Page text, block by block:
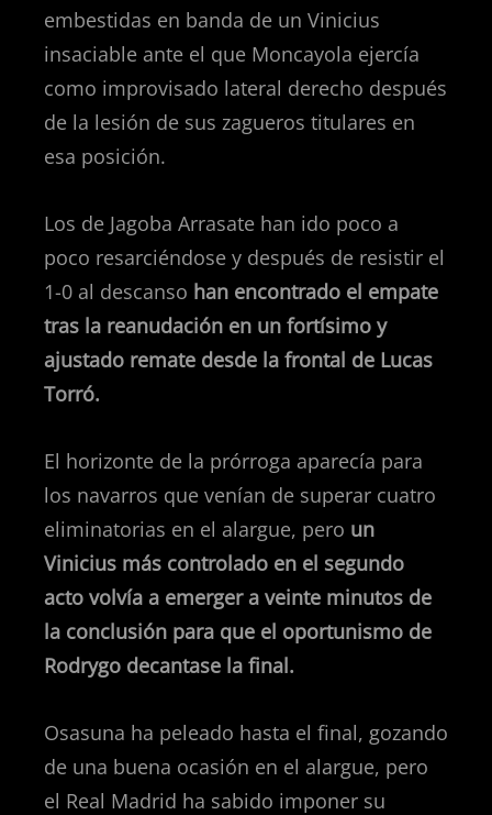
embestidas en banda de un Vinicius
insaciable ante el que Moncayola ejercía
como improvisado lateral derecho después
de la lesión de sus zagueros titulares en
esa posición.
Los de Jagoba Arrasate han ido poco a
poco resarciéndose y después de resistir el
1-0 al descanso han encontrado el empate
tras la reanudación en un fortísimo y
ajustado remate desde la frontal de Lucas
Torró.
El horizonte de la prórroga aparecía para
los navarros que venían de superar cuatro
eliminatorias en el alargue, pero un
Vinicius más controlado en el segundo
acto volvía a emerger a veinte minutos de
la conclusión para que el oportunismo de
Rodrygo decantase la final.
Osasuna ha peleado hasta el final, gozando
de una buena ocasión en el alargue, pero
el Real Madrid ha sabido imponer su